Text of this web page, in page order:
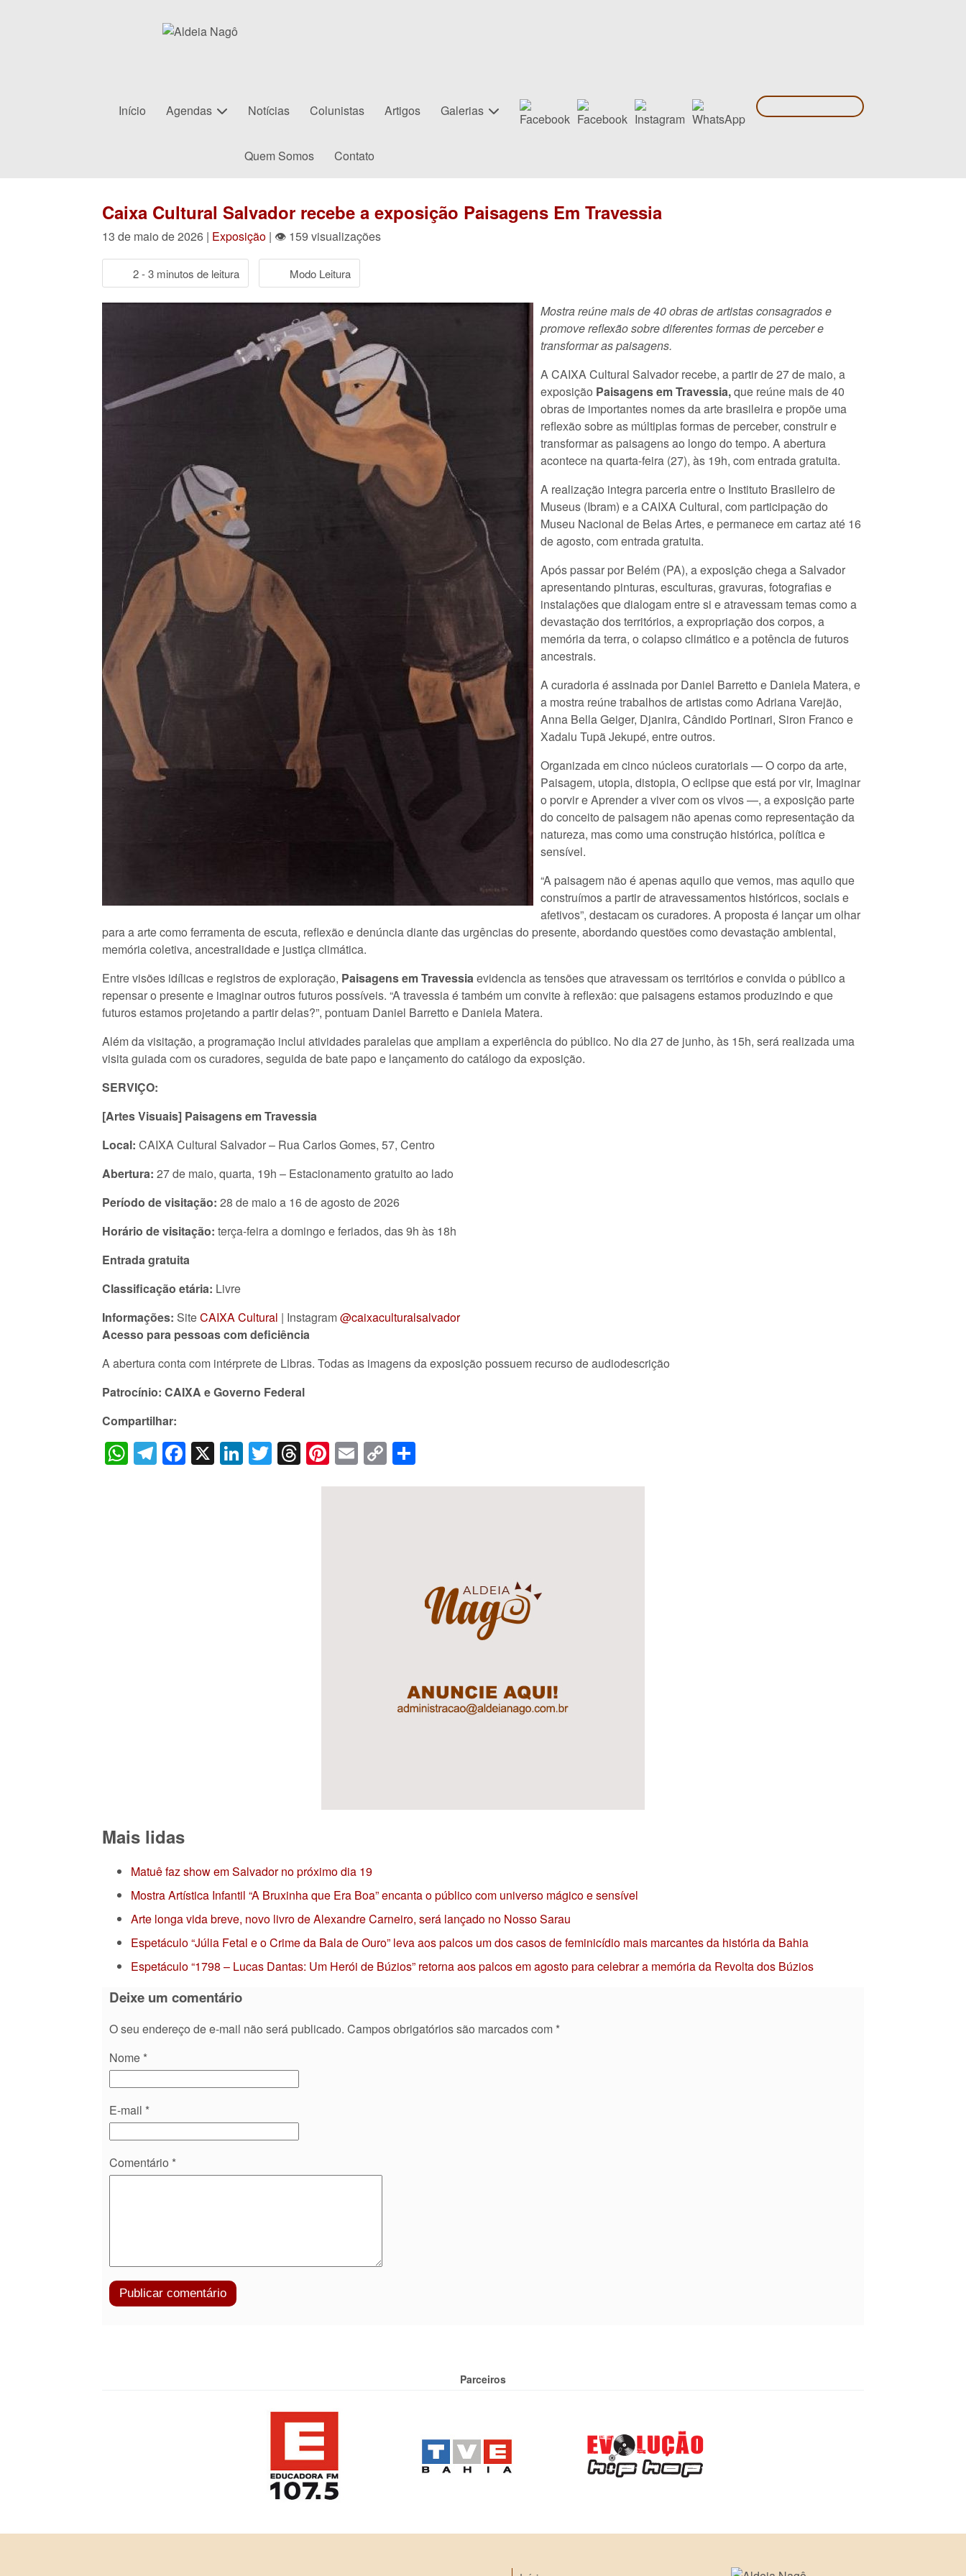
Início Agendas Notícias Colunistas Artigos Galerias
Quem Somos Contato
Caixa Cultural Salvador recebe a exposição Paisagens Em Travessia
13 de maio de 2026 | Exposição | 👁 159 visualizações
2 - 3 minutos de leitura Modo Leitura
Mostra reúne mais de 40 obras de artistas consagrados e
promove reflexão sobre diferentes formas de perceber e
transformar as paisagens.
A CAIXA Cultural Salvador recebe, a partir de 27 de maio, a
exposição Paisagens em Travessia,que reúne mais de 40
obras de importantes nomes da arte brasileira e propõe uma
reflexão sobre as múltiplas formas de perceber, construir e
transformar as paisagens ao longo do tempo. A abertura
acontece na quarta-feira (27), às 19h, com entrada gratuita.
A realização integra parceria entre o Instituto Brasileiro de
Museus (Ibram) e a CAIXA Cultural, com participação do
Museu Nacional de Belas Artes, e permanece em cartaz até 16
de agosto, com entrada gratuita.
Após passar por Belém (PA), a exposição chega a Salvador
apresentando pinturas, esculturas, gravuras, fotografias e
instalações que dialogam entre si e atravessam temas como a
devastação dos territórios, a expropriação dos corpos, a
memória da terra, o colapso climático e a potência de futuros
ancestrais.
A curadoria é assinada por Daniel Barretto e Daniela Matera, e
a mostra reúne trabalhos de artistas como Adriana Varejão,
Anna Bella Geiger, Djanira, Cândido Portinari, Siron Franco e
Xadalu Tupã Jekupé, entre outros.
Organizada em cinco núcleos curatoriais — O corpo da arte,
Paisagem, utopia, distopia, O eclipse que está por vir, Imaginar
o porvir e Aprender a viver com os vivos —, a exposição parte
do conceito de paisagem não apenas como representação da
natureza, mas como uma construção histórica, política e
sensível.
“A paisagem não é apenas aquilo que vemos, mas aquilo que
construímos a partir de atravessamentos históricos, sociais e
afetivos”, destacam os curadores. A proposta é lançar um olhar
para a arte como ferramenta de escuta, reflexão e denúncia diante das urgências do presente, abordando questões como devastação ambiental,
memória coletiva, ancestralidade e justiça climática.
Entre visões idílicas e registros de exploração, Paisagens em Travessiaevidencia as tensões que atravessam os territórios e convida o público a
repensar o presente e imaginar outros futuros possíveis. “A travessia é também um convite à reflexão: que paisagens estamos produzindo e que
futuros estamos projetando a partir delas?”, pontuam Daniel Barretto e Daniela Matera.
Além da visitação, a programação inclui atividades paralelas que ampliam a experiência do público. No dia 27 de junho, às 15h, será realizada uma
visita guiada com os curadores, seguida de bate papo e lançamento do catálogo da exposição.
SERVIÇO:
[Artes Visuais] Paisagens em Travessia
Local: CAIXA Cultural Salvador – Rua Carlos Gomes, 57, Centro
Abertura: 27 de maio, quarta, 19h – Estacionamento gratuito ao lado
Período de visitação: 28 de maio a 16 de agosto de 2026
Horário de visitação: terça-feira a domingo e feriados, das 9h às 18h
Entrada gratuita
Classificação etária: Livre
Informações: SiteCAIXA Cultural | Instagram@caixaculturalsalvador
Acesso para pessoas com deficiência
A abertura conta com intérprete de Libras. Todas as imagens da exposição possuem recurso de audiodescrição
Patrocínio: CAIXA e Governo Federal
Compartilhar:
WhatsApp
Telegram
Facebook
X LinkedIn
Twitter
Threads
Pinterest
Email
Copy
Link
Mais lidas
Matuê faz show em Salvador no próximo dia 19
Mostra Artística Infantil “A Bruxinha que Era Boa” encanta o público com universo mágico e sensível
Arte longa vida breve, novo livro de Alexandre Carneiro, será lançado no Nosso Sarau
Espetáculo “Júlia Fetal e o Crime da Bala de Ouro” leva aos palcos um dos casos de feminicídio mais marcantes da história da Bahia
Espetáculo “1798 – Lucas Dantas: Um Herói de Búzios” retorna aos palcos em agosto para celebrar a memória da Revolta dos Búzios
Deixe um comentário
O seu endereço de e-mail não será publicado. Campos obrigatórios são marcados com *
Nome *
E-mail *
Comentário *
Parceiros